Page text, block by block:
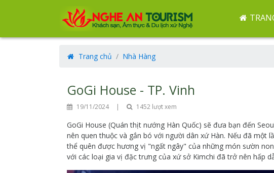
Trang chủ Nhà Hàng
GoGi House - TP. Vinh
19/11/2024 | 1452 lượt xem
GoGi House (Quán thịt nướng Hàn Quốc) sẽ đưa bạn đến
nên quen thuộc và gắn bó với người dân xứ Hàn. Nếu đã một
thể quên được hương vị "ngất ngây" của những món sườn
với các loại gia vị đặc trưng của xứ sở Kimchi đã trở nên hấp